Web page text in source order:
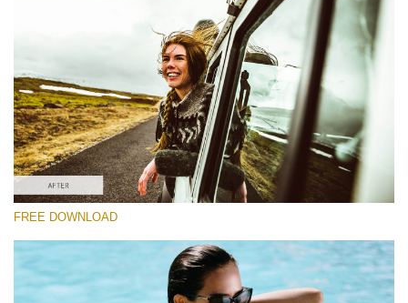
Must-Have Collection
(1432 Lr Presets)
Entire Collection
(2067 Lr Presets)
Kostenloser Download
FREE DOWNLOAD